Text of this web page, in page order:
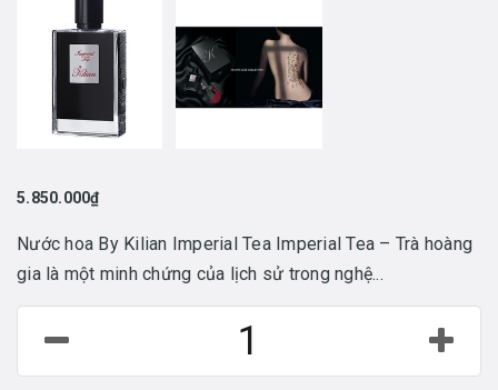
5.850.000₫
Nước hoa By Kilian Imperial Tea Imperial Tea – Trà hoàng
gia là một minh chứng của lịch sử trong nghệ...